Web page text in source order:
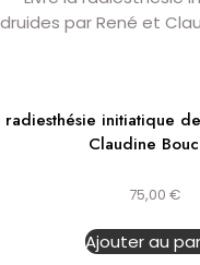
radiesthésie initiatique
Claudine
75,00€
Ajouter au